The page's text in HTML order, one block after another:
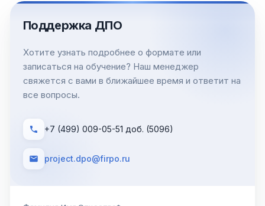
Поддержка ДПО
Хотите узнать подробнее о формате или
записаться на обучение? Наш менеджер
свяжется с вами в ближайшее время и ответит на
все вопросы.
+7 (499) 009-05-51 доб. (5096)
project.dpo@firpo.ru